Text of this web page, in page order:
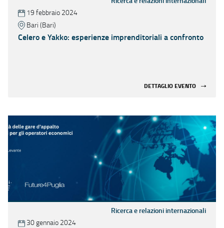
19 febbraio 2024
Bari (Bari)
Celero e Yakko: esperienze imprenditoriali a confronto
DETTAGLIO EVENTO
Ricerca e relazioni internazionali
30 gennaio 2024